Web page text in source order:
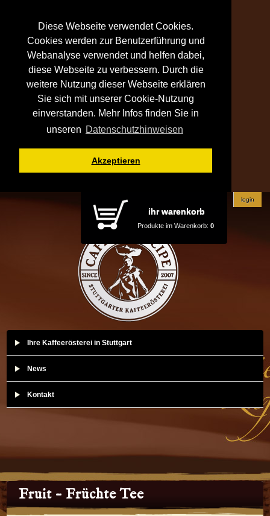
Diese Webseite verwendet Cookies.
Cookies werden zur Benutzerführung und
Webanalyse verwendet und helfen dabei,
diese Webseite zu verbessern. Durch die
weitere Nutzung dieser Webseite erklären
Sie sich mit unserer Cookie-Nutzung
einverstanden. Mehr Infos finden Sie in
unseren Datenschutzhinweisen
Akzeptieren
ihr warenkorb
Produkte im Warenkorb: 0
login
Ihre Kaffeerösterei in Stuttgart
News
Kontakt
Fruit – Früchte Tee